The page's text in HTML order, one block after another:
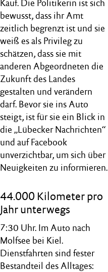
Kauf. Die Politikerin ist sich
bewusst, dass ihr Amt
zeitlich begrenzt ist und sie
weiß es als Privileg zu
schätzen, dass sie mit
anderen Abgeordneten die
Zukunft des Landes
gestalten und verändern
darf. Bevor sie ins Auto
steigt, ist für sie ein Blick in
die „Lübecker Nachrichten“
und auf Facebook
unverzichtbar, um sich über
Neuigkeiten zu informieren.
44.000 Kilometer pro
Jahr unterwegs
7:30 Uhr. Im Auto nach
Molfsee bei Kiel.
Dienstfahrten sind fester
Bestandteil des Alltages: